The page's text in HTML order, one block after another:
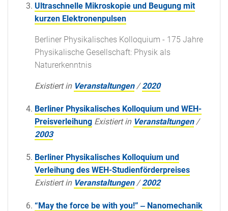
Ultraschnelle Mikroskopie und Beugung mit
kurzen Elektronenpulsen
Berliner Physikalisches Kolloquium - 175 Jahre
Physikalische Gesellschaft: Physik als
Naturerkenntnis
Existiert in Veranstaltungen /2020
Berliner Physikalisches Kolloquium und WEH-
Preisverleihung Existiert in Veranstaltungen /
2003
Berliner Physikalisches Kolloquium und
Verleihung des WEH-Studienförderpreises
Existiert in Veranstaltungen /2002
“May the force be with you!” ‒ Nanomechanik